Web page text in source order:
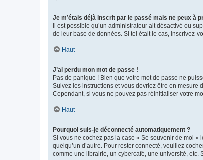
Je m’étais déjà inscrit par le passé mais ne peux à
Il est possible qu’un administrateur ait désactivé ou
de leur base de données. Si tel était le cas, inscrivez-
Haut
J’ai perdu mon mot de passe !
Pas de panique ! Bien que votre mot de passe ne
Suivez les instructions et vous devriez être en mesure
Cependant, si vous ne pouvez pas réinitialiser votre
Haut
Pourquoi suis-je déconnecté automatiquement ?
Si vous ne cochez pas la case « Se souvenir de moi »
quelqu’un d’autre. Pour rester connecté, veuillez
comme une librairie, un cybercafé, une université, etc.